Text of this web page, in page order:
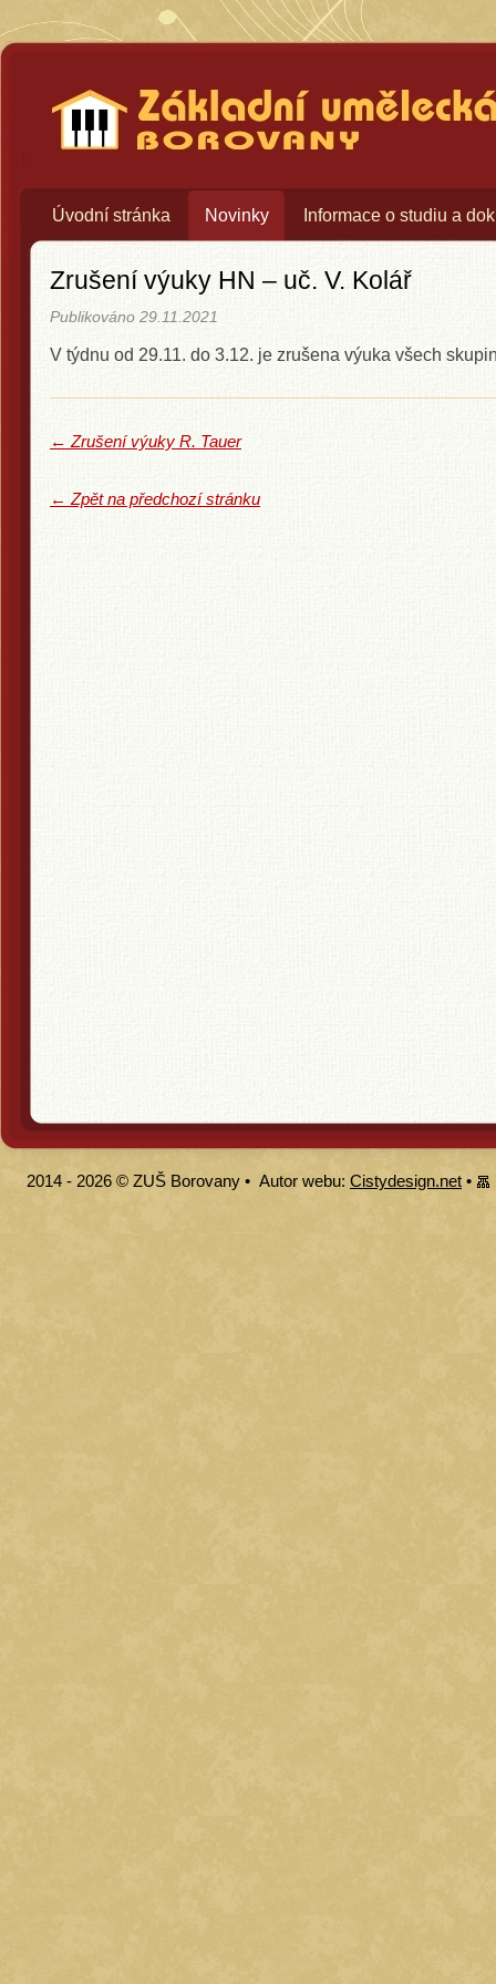
Základní umělecká škola
Úvodní stránka Novinky Informace o studiu a
Zrušení výuky HN – uč. V. Kolář
Publikováno 29.11.2021
V týdnu od 29.11. do 3.12. je zrušena výuka všech
← Zrušení výuky R. Tauer
← Zpět na předchozí stránku
2014 - 2026 © ZUŠ Borovany • Autor webu: Cistydesign.net •